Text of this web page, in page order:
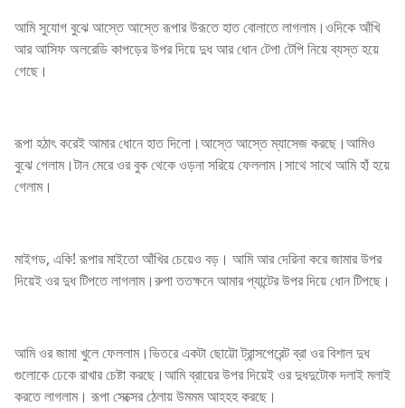
আমি সুযোগ বুঝে আস্তে আস্তে রূপার উরূতে হাত বোলাতে লাগলাম।ওদিকে আঁখি
আর আসিফ অলরেডি কাপড়ের উপর দিয়ে দুধ আর ধোন টেপা টেপি নিয়ে ব্যস্ত হয়ে
গেছে।
রূপা হঠাৎ করেই আমার ধোনে হাত দিলো।আস্তে আস্তে ম্যাসেজ করছে।আমিও
বুঝে গেলাম।টান মেরে ওর বুক থেকে ওড়না সরিয়ে ফেললাম।সাথে সাথে আমি হাঁ হয়ে
গেলাম।
মাইগড, একি! রূপার মাইতো আঁখির চেয়েও বড়। আমি আর দেরিনা করে জামার উপর
দিয়েই ওর দুধ টিপতে লাগলাম।রুপা ততক্ষনে আমার প্যান্টের উপর দিয়ে ধোন টিপছে।
আমি ওর জামা খুলে ফেললাম।ভিতরে একটা ছোট্টো ট্রান্সপেরেন্ট ব্রা ওর বিশাল দুধ
গুলোকে ঢেকে রাখার চেষ্টা করছে।আমি ব্রায়ের উপর দিয়েই ওর দুধদুটোক দলাই মলাই
করতে লাগলাম। রূপা সেক্সের ঠেলায় উমমম আহহহ করছে।